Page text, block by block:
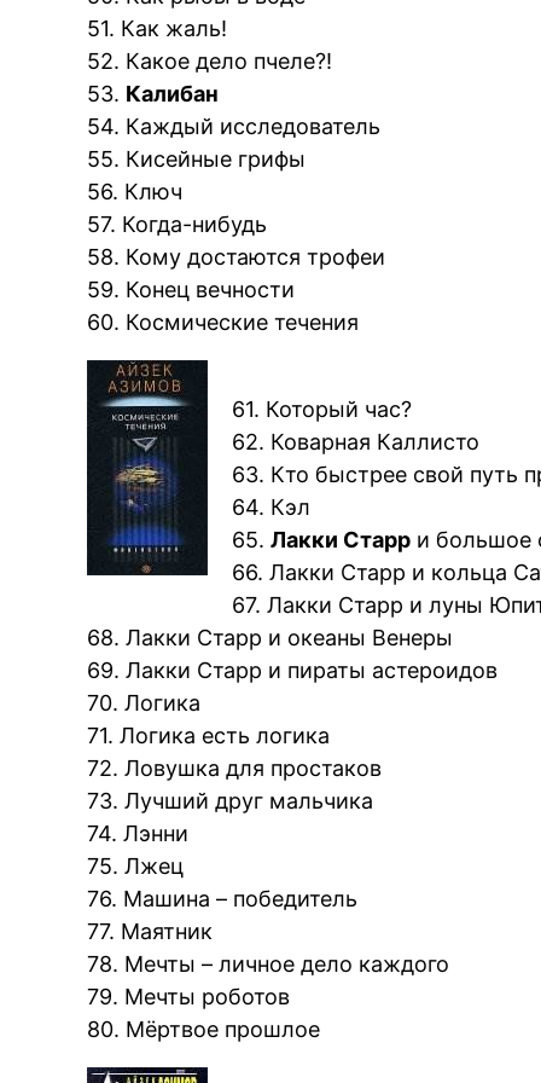
51. Как жаль!
52. Какое дело пчеле?!
53. Калибан
54. Каждый исследователь
55. Кисейные грифы
56. Ключ
57. Когда-нибудь
58. Кому достаются трофеи
59. Конец вечности
60. Космические течения
61. Который час?
62. Коварная Каллисто
63. Кто быстрее свой путь
64. Кэл
65.Лакки Старр и большое
66. Лакки Старр и кольца
67. Лакки Старр и луны
68. Лакки Старр и океаны Венеры
69. Лакки Старр и пираты астероидов
70. Логика
71. Логика есть логика
72. Ловушка для простаков
73. Лучший друг мальчика
74. Лэнни
75. Лжец
76. Машина – победитель
77. Маятник
78. Мечты – личное дело каждого
79. Мечты роботов
80. Мёртвое прошлое